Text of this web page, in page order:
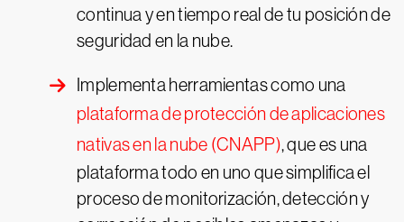
continua y en tiempo real de tu posición de
seguridad en la nube.
Implementa herramientas como una
plataforma de protección de aplicaciones
nativas en la nube (CNAPP), que es una
plataforma todo en uno que simplifica el
proceso de monitorización, detección y